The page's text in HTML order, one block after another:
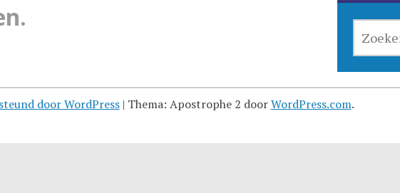
NAAR:
door WordPress | Thema: Apostrophe 2 doorWordPress.com.